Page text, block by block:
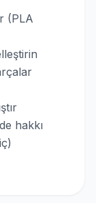
(PLA
hakkı